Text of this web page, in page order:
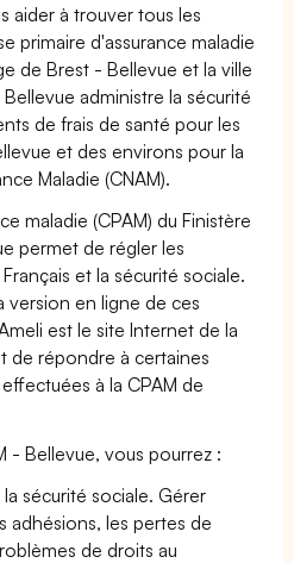
aider à trouver tous les
primaire d'assurance maladie
de Brest - Bellevue et la ville
administre la sécurité
de frais de santé pour les
et des environs pour la
Maladie (CNAM).
maladie (CPAM) du Finistère
permet de régler les
et la sécurité sociale.
version en ligne de ces
est le site Internet de la
de répondre à certaines
à la CPAM de
- Bellevue, vous pourrez :
sécurité sociale. Gérer
adhésions, les pertes de
de droits au